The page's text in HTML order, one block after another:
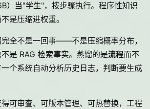
）当"学生"，按步骤执行。程序性知识
是压缩进权重。
全不是一回事——不是压缩概率分布，
是 RAG 检索事实。蒸馏的是流程而不
个系统自动分析历史日志，判断要生成
可审查、可版本管理、可热替换，工程